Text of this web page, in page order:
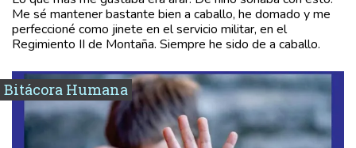
Me sé mantener bastante bien a caballo, he domado y me
perfeccioné como jinete en el servicio militar, en el
Regimiento II de Montaña. Siempre he sido de a caballo.
Bitácora Humana